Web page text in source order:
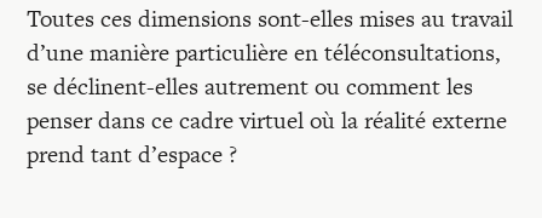
Toutes ces dimensions sont-elles mises au travail
d’une manière particulière en téléconsultations,
se déclinent-elles autrement ou comment les
penser dans ce cadre virtuel où la réalité externe
prend tant d’espace ?